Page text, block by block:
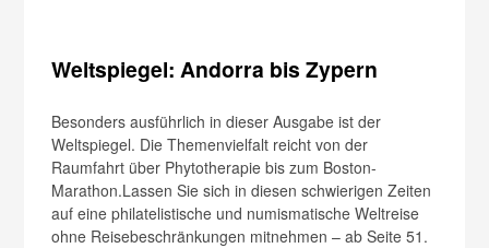
Weltspiegel: Andorra bis Zypern
Besonders ausführlich in dieser Ausgabe ist der
Weltspiegel. Die Themenvielfalt reicht von der
Raumfahrt über Phytotherapie bis zum Boston-
Marathon.Lassen Sie sich in diesen schwierigen Zeiten
auf eine philatelistische und numismatische Weltreise
ohne Reisebeschränkungen mitnehmen – ab Seite 51.